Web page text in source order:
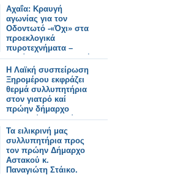
Και Συντονισμό.
Αχαΐα: Κραυγή
αγωνίας για τον
Οδοντωτό -«Όχι» στα
προεκλογικά
πυροτεχνήματα –
Απαίτηση για ασφαλή
λύση.
Η Λαϊκή συσπείρωση
Ξηρομέρου εκφράζει
θερμά συλλυπητήρια
στον γιατρό καί
πρώην δήμαρχο
Αστακού Παναγιώτη
Στάικου
Τα ειλικρινή μας
συλλυπητήρια προς
τον πρώην Δήμαρχο
Αστακού κ.
Παναγιώτη Στάικο.